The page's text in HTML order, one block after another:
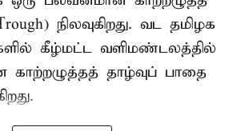
நிலவுகிறது. வட தமிழக
கீழ்மட்ட வளிமண்டலத்தில்
தாழ்வுப் பாதை